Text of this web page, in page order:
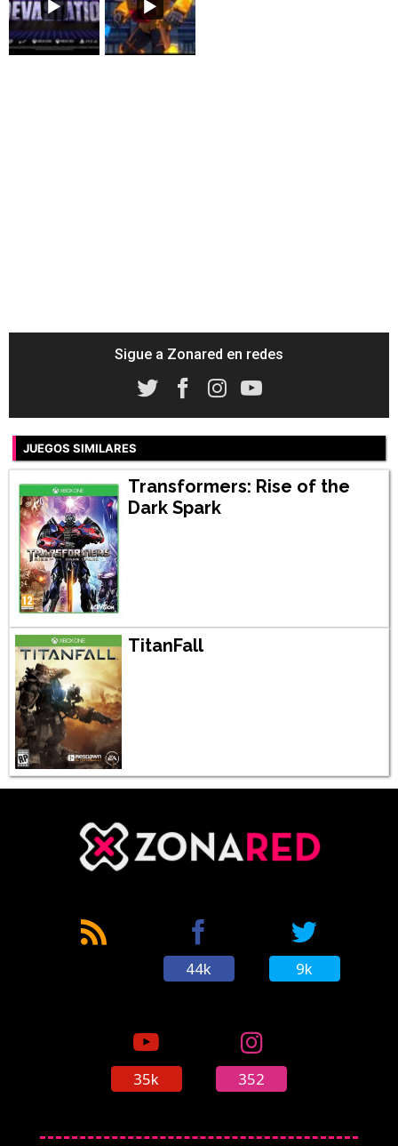
Sigue a Zonared en redes
JUEGOS SIMILARES
Transformers: Rise of the
Dark Spark
TitanFall
44k 9k
35k 352